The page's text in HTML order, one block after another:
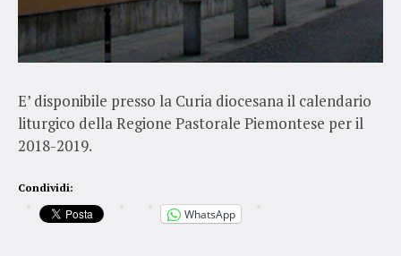
E’ disponibile presso la Curia diocesana il calendario
liturgico della Regione Pastorale Piemontese per il
2018-2019.
Condividi:
WhatsApp